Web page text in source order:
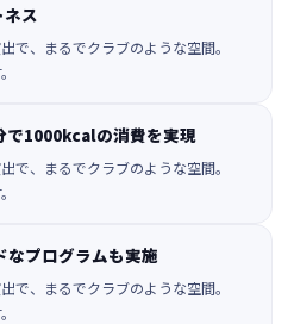
ス
、まるでクラブのような空間。
で1000kcalの消費を実現
、まるでクラブのような空間。
プログラムも実施
、まるでクラブのような空間。